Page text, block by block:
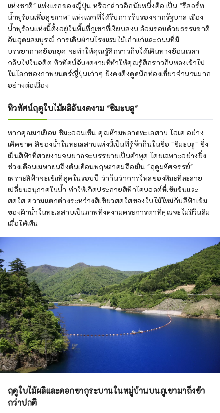
แห่งชาติ" แห่งแรกของญี่ปุ่น หรือกล่าวอีกนัยหนึ่งคือ เป็น "รีสอร์ท
น้ำพุร้อนเพื่อสุขภาพ" แห่งแรกที่ได้รับการรับรองจากรัฐบาล เมือง
น้ำพุร้อนแห่งนี้ตั้งอยู่ในพื้นที่ภูเขาที่เงียบสงบ ล้อมรอบด้วยธรรมชาติ
อันอุดมสมบูรณ์ การเดินผ่านโรงแรมไม้เก่าแก่และถนนที่มี
บรรยากาศย้อนยุค จะทำให้คุณรู้สึกราวกับได้เดินทางย้อนเวลา
กลับไปในอดีต ทิวทัศน์อันงดงามที่ทำให้คุณรู้สึกราวกับหลงเข้าไป
ในโลกของภาพยนตร์ญี่ปุ่นเก่าๆ ยังคงดึงดูดนักท่องเที่ยวจำนวนมาก
อย่างต่อเนื่อง
ทิวทัศน์ฤดูใบไม้ผลิอันงดงาม "ชิมะบลู"
หากคุณมาเยือน ชิมะออนเซ็น คุณห้ามพลาดทะเลสาบ โอเค อย่าง
เด็ดขาด สีของน้ำในทะเลสาบแห่งนี้เป็นที่รู้จักกันในชื่อ "ชิมะบลู" ซึ่ง
เป็นสีฟ้าที่สวยงามจนยากจะบรรยายเป็นคำพูด โดยเฉพาะอย่างยิ่ง
ช่วงเดือนเมษายนถึงต้นเดือนพฤษภาคมถือเป็น "ฤดูมหัศจรรย์"
เพราะสีฟ้าจะเข้มที่สุดในรอบปี ว่ากันว่าการไหลของหิมะที่ละลาย
เปลี่ยนอนุภาคในน้ำ ทำให้เกิดประกายสีฟ้าโคบอลต์ที่เข้มข้นและ
สดใส ความแตกต่างระหว่างสีเขียวสดใสของใบไม้ใหม่กับสีฟ้าเข้ม
ของผิวน้ำในทะเลสาบเป็นภาพที่งดงามตระการตาที่คุณจะไม่มีวันลืม
เมื่อได้เห็น
ฤดูใบไม้ผลิและดอกซากุระบานในหมู่บ้านบนภูเขามาถึงช้า
กว่าปกติ